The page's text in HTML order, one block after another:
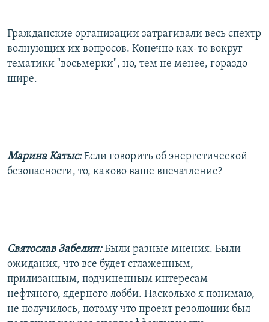
Гражданские организации затрагивали весь спектр
волнующих их вопросов. Конечно как-то вокруг
тематики "восьмерки", но, тем не менее, гораздо
шире.
Марина Катыс: Если говорить об энергетической
безопасности, то, каково ваше впечатление?
Святослав Забелин: Были разные мнения. Были
ожидания, что все будет сглаженным,
прилизанным, подчиненным интересам
нефтяного, ядерного лобби. Насколько я понимаю,
не получилось, потому что проект резолюции был